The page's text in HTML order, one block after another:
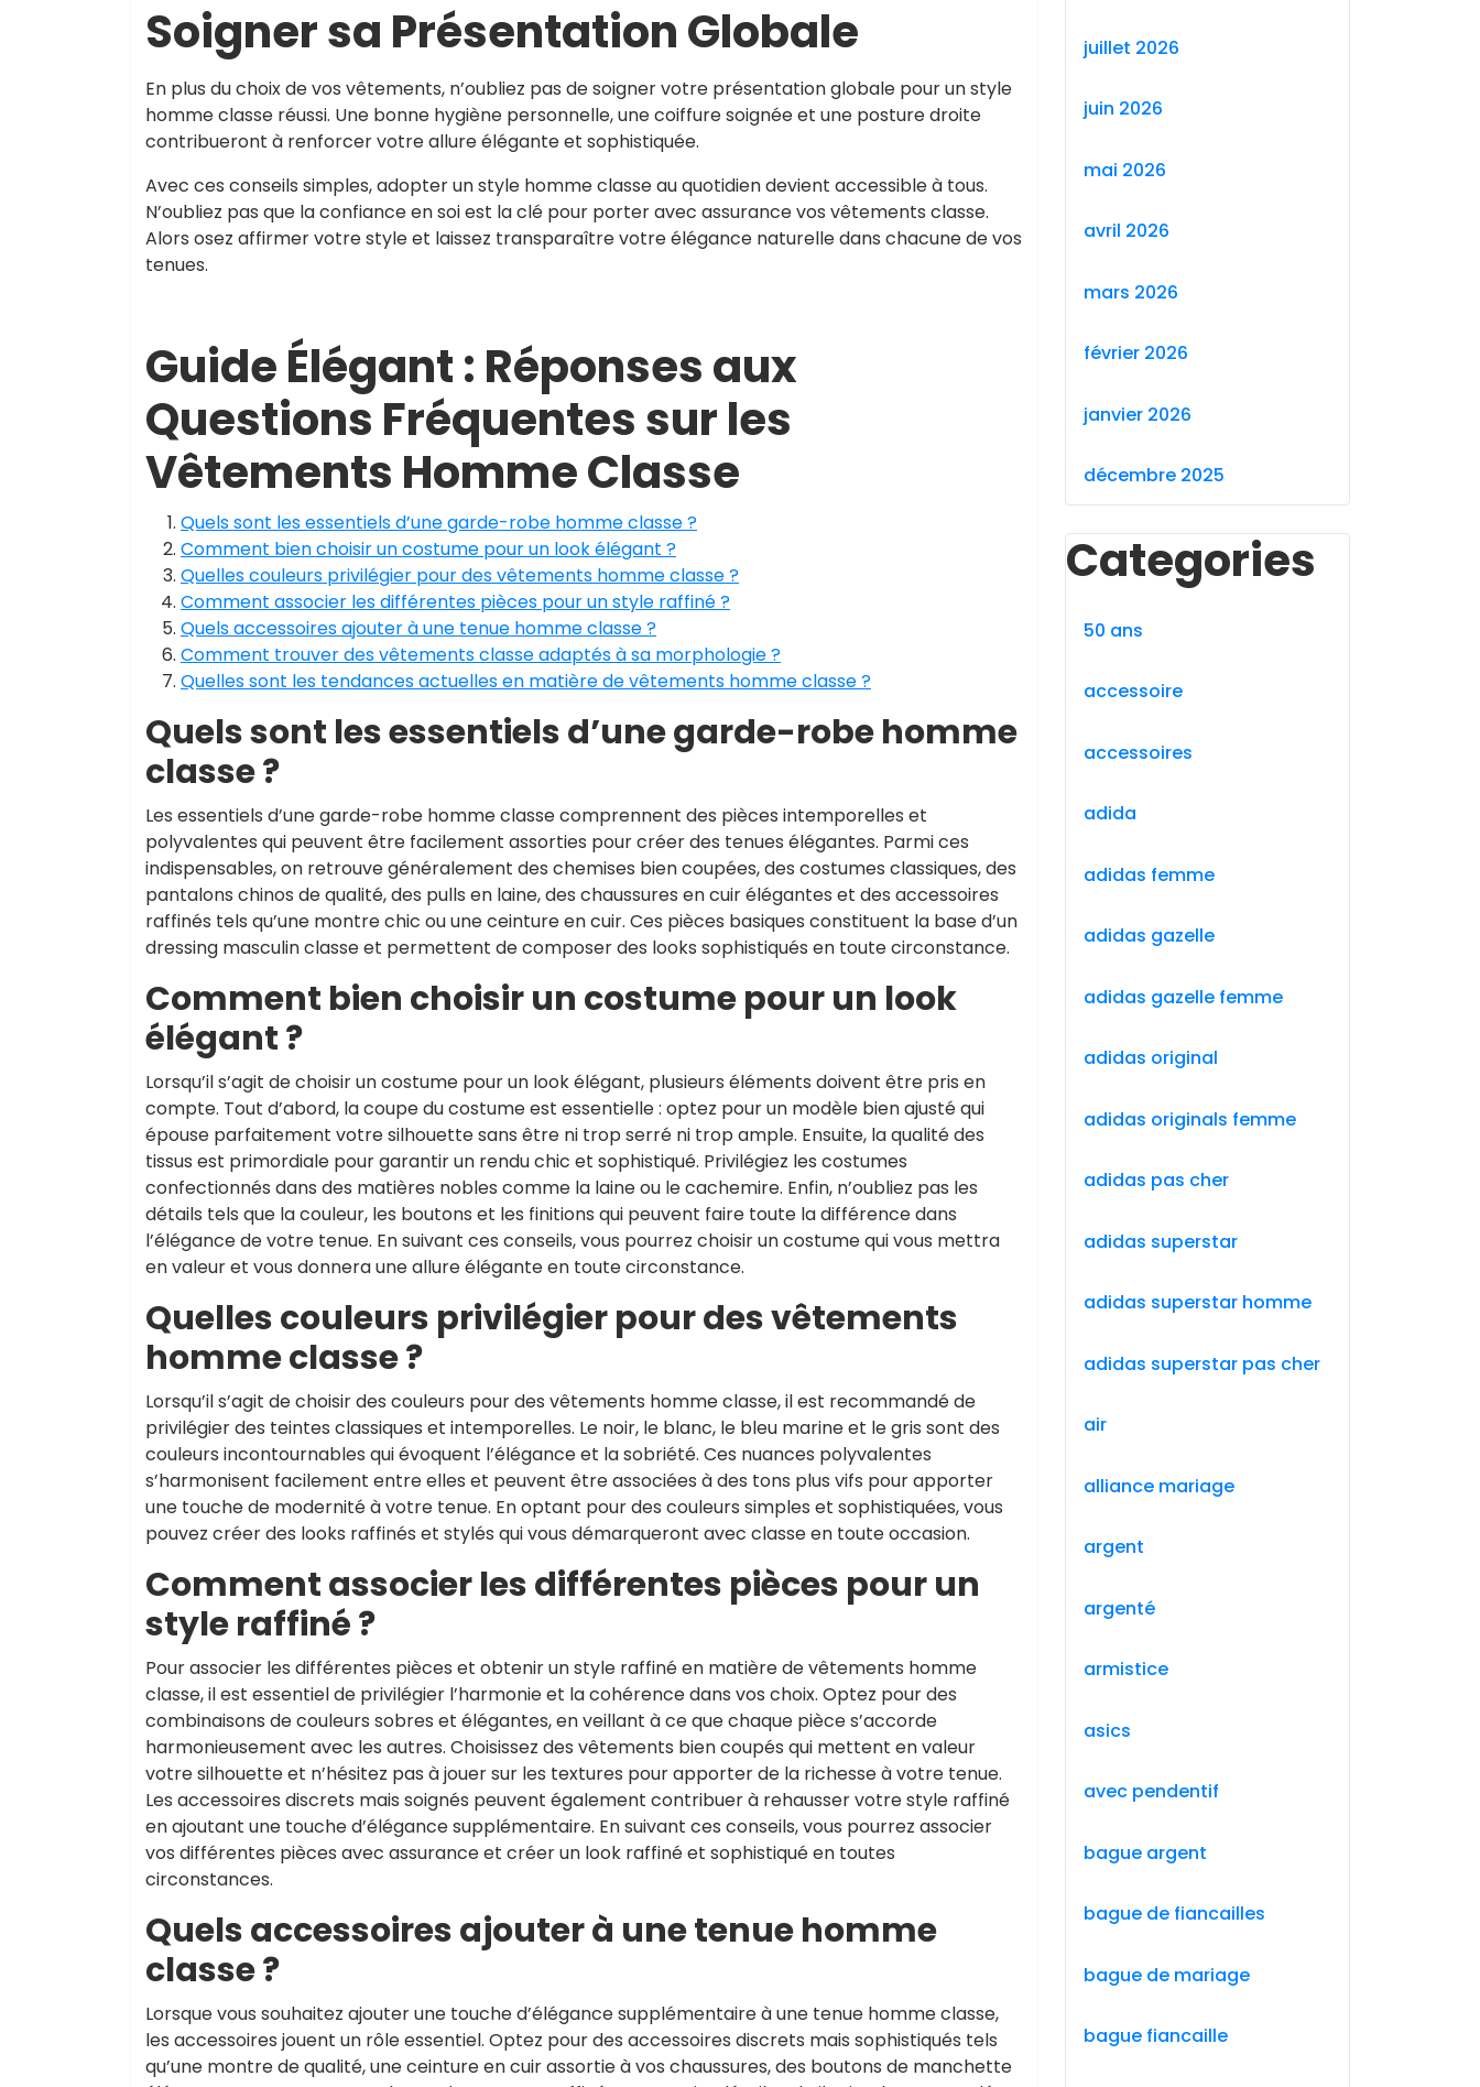
Soigner sa Présentation Globale
En plus du choix de vos vêtements, n’oubliez pas de soigner votre présentation globale pour un style
homme classe réussi. Une bonne hygiène personnelle, une coiffure soignée et une posture droite
contribueront à renforcer votre allure élégante et sophistiquée.
Avec ces conseils simples, adopter un style homme classe au quotidien devient accessible à tous.
N’oubliez pas que la confiance en soi est la clé pour porter avec assurance vos vêtements classe.
Alors osez affirmer votre style et laissez transparaître votre élégance naturelle dans chacune de vos
tenues.
Guide Élégant : Réponses aux
Questions Fréquentes sur les
Vêtements Homme Classe
Quels sont les essentiels d’une garde-robe homme classe ?
Comment bien choisir un costume pour un look élégant ?
Quelles couleurs privilégier pour des vêtements homme classe ?
Comment associer les différentes pièces pour un style raffiné ?
Quels accessoires ajouter à une tenue homme classe ?
Comment trouver des vêtements classe adaptés à sa morphologie ?
Quelles sont les tendances actuelles en matière de vêtements homme classe ?
Quels sont les essentiels d’une garde-robe homme
classe ?
Les essentiels d’une garde-robe homme classe comprennent des pièces intemporelles et
polyvalentes qui peuvent être facilement assorties pour créer des tenues élégantes. Parmi ces
indispensables, on retrouve généralement des chemises bien coupées, des costumes classiques, des
pantalons chinos de qualité, des pulls en laine, des chaussures en cuir élégantes et des accessoires
raffinés tels qu’une montre chic ou une ceinture en cuir. Ces pièces basiques constituent la base d’un
dressing masculin classe et permettent de composer des looks sophistiqués en toute circonstance.
Comment bien choisir un costume pour un look
élégant ?
Lorsqu’il s’agit de choisir un costume pour un look élégant, plusieurs éléments doivent être pris en
compte. Tout d’abord, la coupe du costume est essentielle : optez pour un modèle bien ajusté qui
épouse parfaitement votre silhouette sans être ni trop serré ni trop ample. Ensuite, la qualité des
tissus est primordiale pour garantir un rendu chic et sophistiqué. Privilégiez les costumes
confectionnés dans des matières nobles comme la laine ou le cachemire. Enfin, n’oubliez pas les
détails tels que la couleur, les boutons et les finitions qui peuvent faire toute la différence dans
l’élégance de votre tenue. En suivant ces conseils, vous pourrez choisir un costume qui vous mettra
en valeur et vous donnera une allure élégante en toute circonstance.
Quelles couleurs privilégier pour des vêtements
homme classe ?
Lorsqu’il s’agit de choisir des couleurs pour des vêtements homme classe, il est recommandé de
privilégier des teintes classiques et intemporelles. Le noir, le blanc, le bleu marine et le gris sont des
couleurs incontournables qui évoquent l’élégance et la sobriété. Ces nuances polyvalentes
s’harmonisent facilement entre elles et peuvent être associées à des tons plus vifs pour apporter
une touche de modernité à votre tenue. En optant pour des couleurs simples et sophistiquées, vous
pouvez créer des looks raffinés et stylés qui vous démarqueront avec classe en toute occasion.
Comment associer les différentes pièces pour un
style raffiné ?
Pour associer les différentes pièces et obtenir un style raffiné en matière de vêtements homme
classe, il est essentiel de privilégier l’harmonie et la cohérence dans vos choix. Optez pour des
combinaisons de couleurs sobres et élégantes, en veillant à ce que chaque pièce s’accorde
harmonieusement avec les autres. Choisissez des vêtements bien coupés qui mettent en valeur
votre silhouette et n’hésitez pas à jouer sur les textures pour apporter de la richesse à votre tenue.
Les accessoires discrets mais soignés peuvent également contribuer à rehausser votre style raffiné
en ajoutant une touche d’élégance supplémentaire. En suivant ces conseils, vous pourrez associer
vos différentes pièces avec assurance et créer un look raffiné et sophistiqué en toutes
circonstances.
Quels accessoires ajouter à une tenue homme
classe ?
Lorsque vous souhaitez ajouter une touche d’élégance supplémentaire à une tenue homme classe,
les accessoires jouent un rôle essentiel. Optez pour des accessoires discrets mais sophistiqués tels
qu’une montre de qualité, une ceinture en cuir assortie à vos chaussures, des boutons de manchette
juillet 2026
juin 2026
mai 2026
avril 2026
mars 2026
février 2026
janvier 2026
décembre 2025
Categories
50 ans
accessoire
accessoires
adida
adidas femme
adidas gazelle
adidas gazelle femme
adidas original
adidas originals femme
adidas pas cher
adidas superstar
adidas superstar homme
adidas superstar pas cher
air
alliance mariage
argent
argenté
armistice
asics
avec pendentif
bague argent
bague de fiancailles
bague de mariage
bague fiancaille